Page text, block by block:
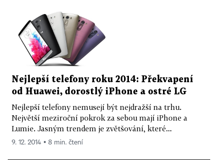
Nejlepší telefony roku 2014: Překvapení
od Huawei, dorostlý iPhone a ostré LG
Nejlepší telefony nemusejí být nejdražší na trhu.
Největší meziroční pokrok za sebou mají iPhone a
Lumie. Jasným trendem je zvětšování, které...
9. 12. 2014 ▪ 8 min. čtení